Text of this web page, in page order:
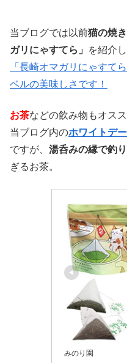
当ブログでは以前猫の焼
ガリにゃすてら」
を紹介
「長崎オマガリにゃすて
ベルの美味しさです！
お茶などの飲み物もオスス
当ブログ内のホワイトデ
ですが、 湯呑みの縁で釣
ぎるお茶。
みのり園